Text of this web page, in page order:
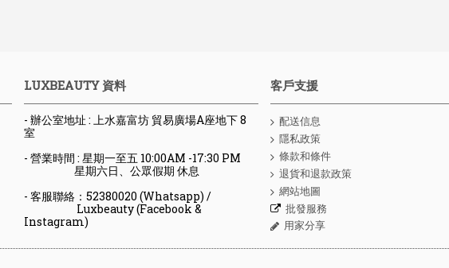
LUXBEAUTY 資料
- 辦公室地址 : 上水嘉富坊 貿易廣場A座地下 8
室
- 營業時間 : 星期一至五 10:00AM -17:30 PM
星期六日、公眾假期 休息
- 客服聯絡：52380020 (Whatsapp) /
Luxbeauty (Facebook &
Instagram)
客戶支援
配送信息
隱私政策
條款和條件
退貨和退款政策
網站地圖
批發服務
用家分享